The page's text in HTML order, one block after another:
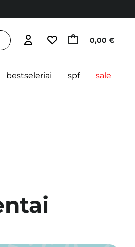
0,00 €
bestseleriai spf sale